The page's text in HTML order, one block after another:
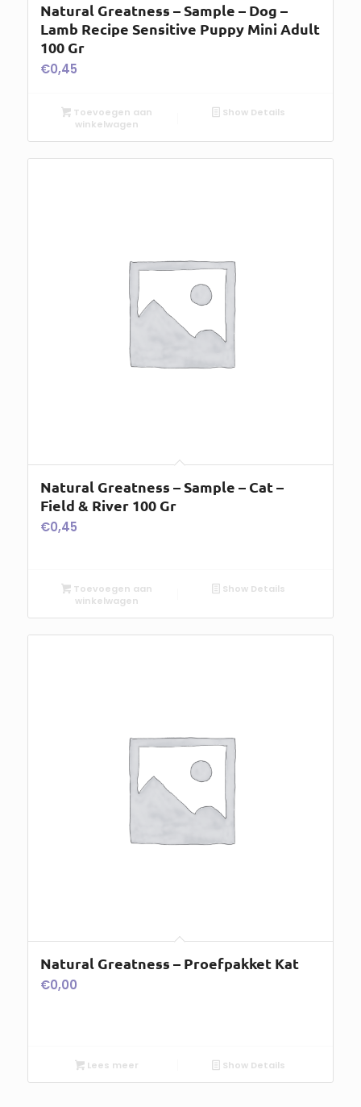
Natural Greatness – Sample – Dog –
Lamb Recipe Sensitive Puppy Mini Adult
100 Gr
€0,45
Toevoegen aan
winkelwagen
Show Details
Natural Greatness – Sample – Cat –
Field & River 100 Gr
€0,45
Toevoegen aan
winkelwagen
Show Details
Natural Greatness – Proefpakket Kat
€0,00
Lees meer Show Details